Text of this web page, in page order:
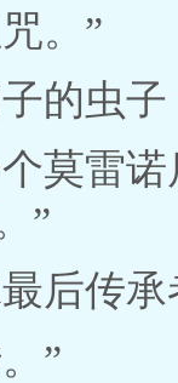
。”
的虫
莫雷
”
后传承
”